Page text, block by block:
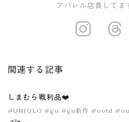
アパレル店員してま
関連する記事
しまむら戦利品❤️
#UNIQLO #gu #gu新作 #ootd